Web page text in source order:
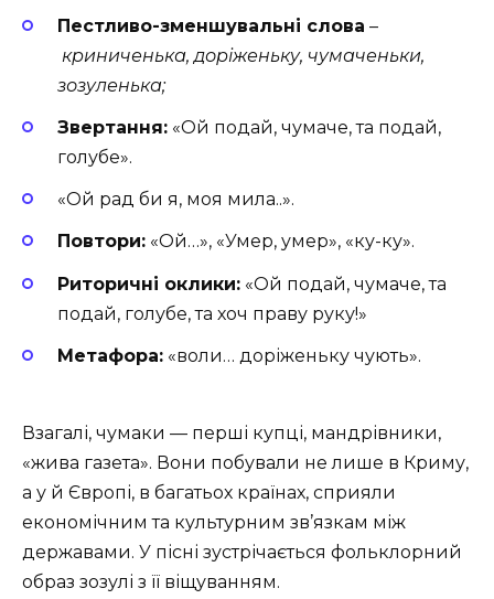
Пестливо-зменшувальні слова –
криниченька, доріженьку, чумаченьки,
зозуленька;
Звертання: «Ой подай, чумаче, та подай,
голубе».
«Ой рад би я, моя мила..».
Повтори: «Ой…», «Умер, умер», «ку-ку».
Риторичні оклики: «Ой подай, чумаче, та
подай, голубе, та хоч праву руку!»
Метафора: «воли… доріженьку чують».
Взагалі, чумаки — перші купці, мандрівники,
«жива газета». Вони побували не лише в Криму,
а у й Європі, в багатьох країнах, сприяли
економічним та культурним зв’язкам між
державами. У пісні зустрічається фольклорний
образ зозулі з її віщуванням.